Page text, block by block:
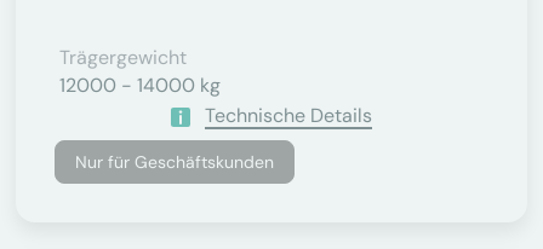
Trägergewicht
12000 - 14000 kg
Technische Details
Nur für Geschäftskunden